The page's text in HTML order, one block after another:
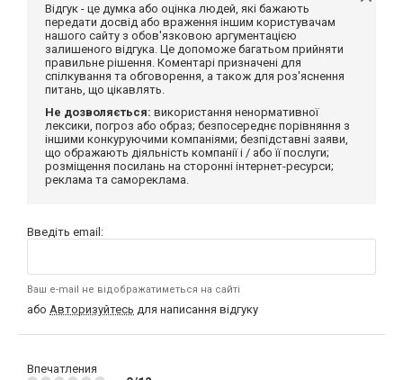
Відгук - це думка або оцінка людей, які бажають
передати досвід або враження іншим користувачам
нашого сайту з обов'язковою аргументацією
залишеного відгука. Це допоможе багатьом прийняти
правильне рішення. Коментарі призначені для
спілкування та обговорення, а також для роз'яснення
питань, що цікавлять.
Не дозволяється: використання ненормативної
лексики, погроз або образ; безпосереднє порівняння з
іншими конкуруючими компаніями; безпідставні заяви,
що ображають діяльність компанії і / або її послуги;
розміщення посилань на сторонні інтернет-ресурси;
реклама та самореклама.
Введіть email:
Ваш e-mail не відображатиметься на сайті
або Авторизуйтесь для написання відгуку
Впечатления